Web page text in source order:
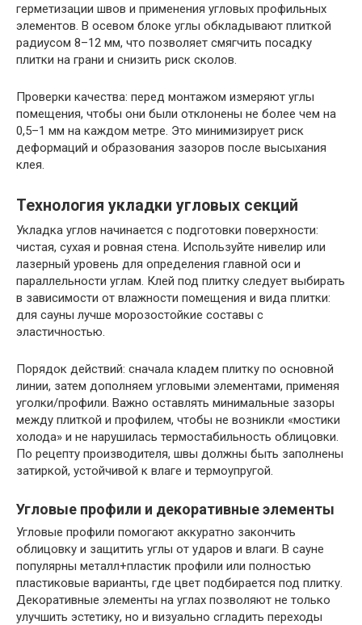
герметизации швов и применения угловых профильных
элементов. В осевом блоке углы обкладывают плиткой
радиусом 8–12 мм, что позволяет смягчить посадку
плитки на грани и снизить риск сколов.
Проверки качества: перед монтажом измеряют углы
помещения, чтобы они были отклонены не более чем на
0,5–1 мм на каждом метре. Это минимизирует риск
деформаций и образования зазоров после высыхания
клея.
Технология укладки угловых секций
Укладка углов начинается с подготовки поверхности:
чистая, сухая и ровная стена. Используйте нивелир или
лазерный уровень для определения главной оси и
параллельности углам. Клей под плитку следует выбирать
в зависимости от влажности помещения и вида плитки:
для сауны лучше морозостойкие составы с
эластичностью.
Порядок действий: сначала кладем плитку по основной
линии, затем дополняем угловыми элементами, применяя
уголки/профили. Важно оставлять минимальные зазоры
между плиткой и профилем, чтобы не возникли «мостики
холода» и не нарушилась термостабильность облицовки.
По рецепту производителя, швы должны быть заполнены
затиркой, устойчивой к влаге и термоупругой.
Угловые профили и декоративные элементы
Угловые профили помогают аккуратно закончить
облицовку и защитить углы от ударов и влаги. В сауне
популярны металл+пластик профили или полностью
пластиковые варианты, где цвет подбирается под плитку.
Декоративные элементы на углах позволяют не только
улучшить эстетику, но и визуально сгладить переходы